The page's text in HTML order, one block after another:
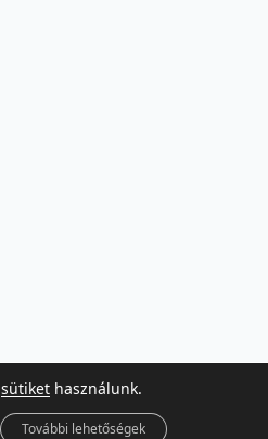
sütiket használunk.
További lehetőségek